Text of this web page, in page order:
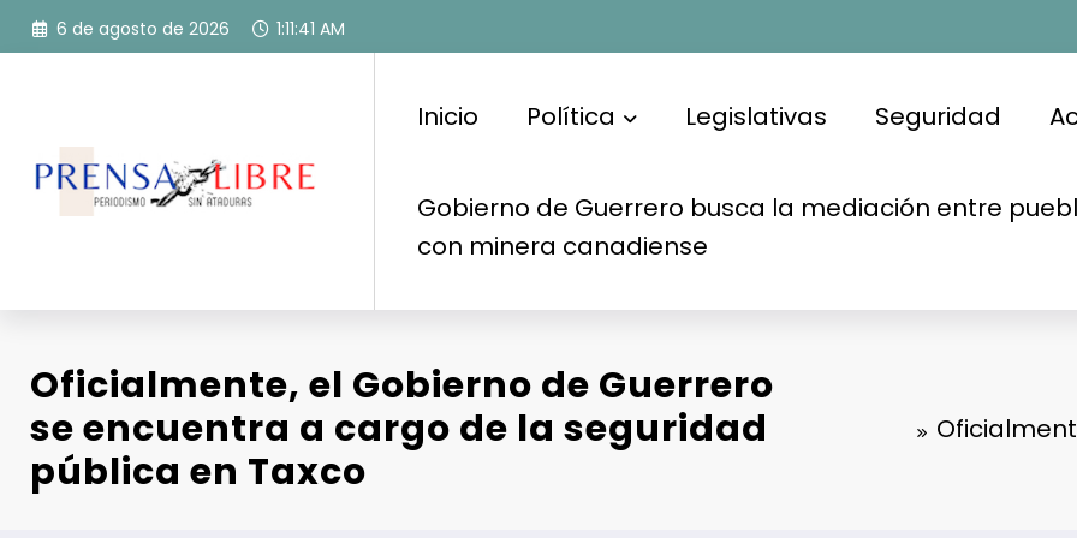
Saltar
6 de agosto de 2026 1:11:42 AM
Inicio Política Legislativas Seguridad
Gobierno de Guerrero busca la mediación entre
con minera canadiense
Oficialmente, el Gobierno de Guerrero
se encuentra a cargo de la seguridad
pública en Taxco